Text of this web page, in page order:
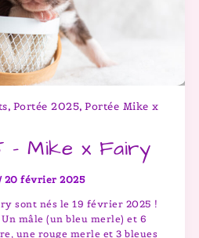
, Portée 2025,Portée Mike x
Mike x Fairy
20 février 2025
sont nés le 19 février 2025 !
mâle (un bleu merle) et 6
une rouge merle et 3 bleues